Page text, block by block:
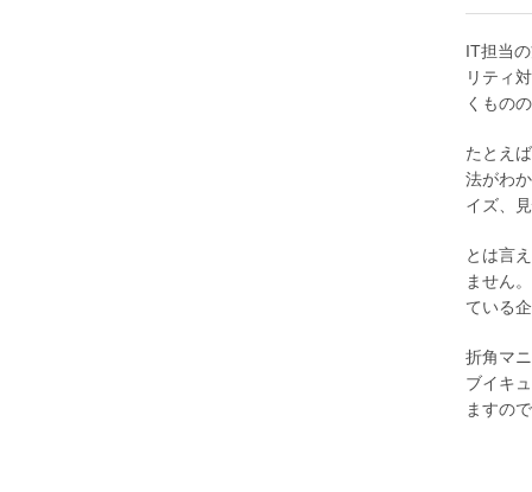
IT担当
リティ
くもの
たとえ
法がわ
イズ、
とは言
ません
ている
折角マ
ブイキ
ますの